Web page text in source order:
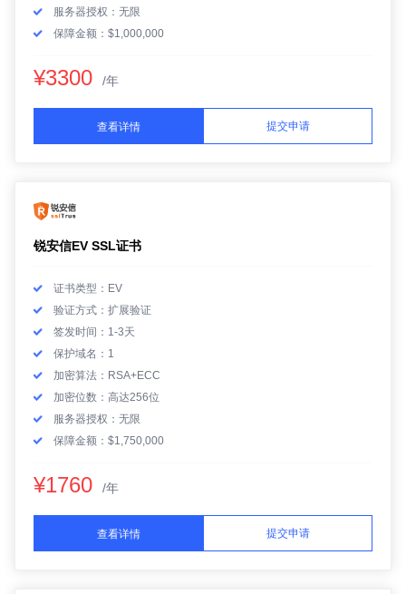
服务器授权：无限
保障金额：$1,000,000
¥3300 /年
查看详情 提交申请
锐安信EV SSL证书
证书类型：EV
验证方式：扩展验证
签发时间：1-3天
保护域名：1
加密算法：RSA+ECC
加密位数：高达256位
服务器授权：无限
保障金额：$1,750,000
¥1760 /年
查看详情 提交申请